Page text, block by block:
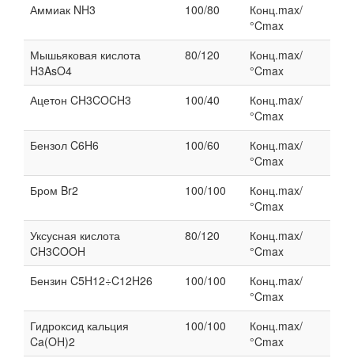
Аммиак NH3
100/80
Конц.max/
°Cmax
Мышьяковая кислота
H3AsO4
80/120
Конц.max/
°Cmax
Ацетон CH3COCH3
100/40
Конц.max/
°Cmax
Бензол C6H6
100/60
Конц.max/
°Cmax
Бром Br2
100/100
Конц.max/
°Cmax
Уксусная кислота
CH3COOH
80/120
Конц.max/
°Cmax
Бензин C5H12÷C12H26
100/100
Конц.max/
°Cmax
Гидроксид кальция
Ca(OH)2
100/100
Конц.max/
°Cmax